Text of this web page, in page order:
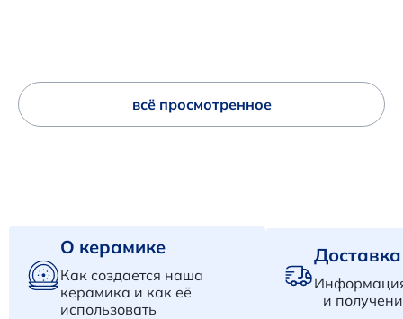
всё просмотренное
О керамике
Как создается наша
керамика и как её
использовать
и